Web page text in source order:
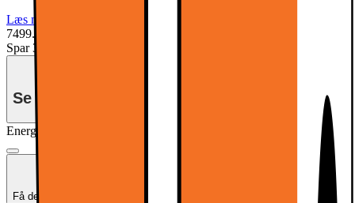
Læs mere
7499.-
Spar 3500
Se månedspris ved delbetaling.
Energimærkning
Få den bedste lyd til dit nye TV!